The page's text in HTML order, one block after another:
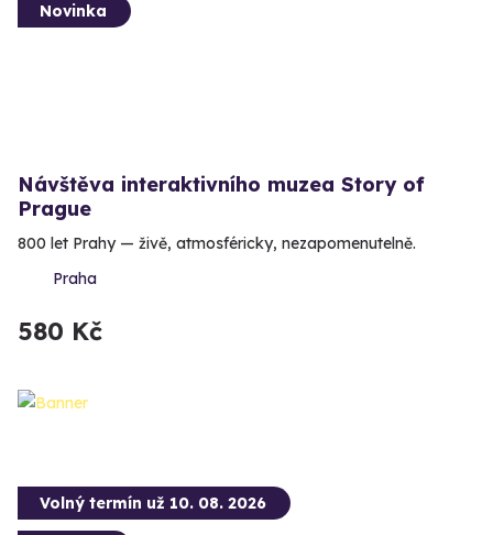
Novinka
Návštěva interaktivního muzea Story of
Prague
800 let Prahy — živě, atmosféricky, nezapomenutelně.
Praha
580 Kč
Volný termín už 10. 08. 2026